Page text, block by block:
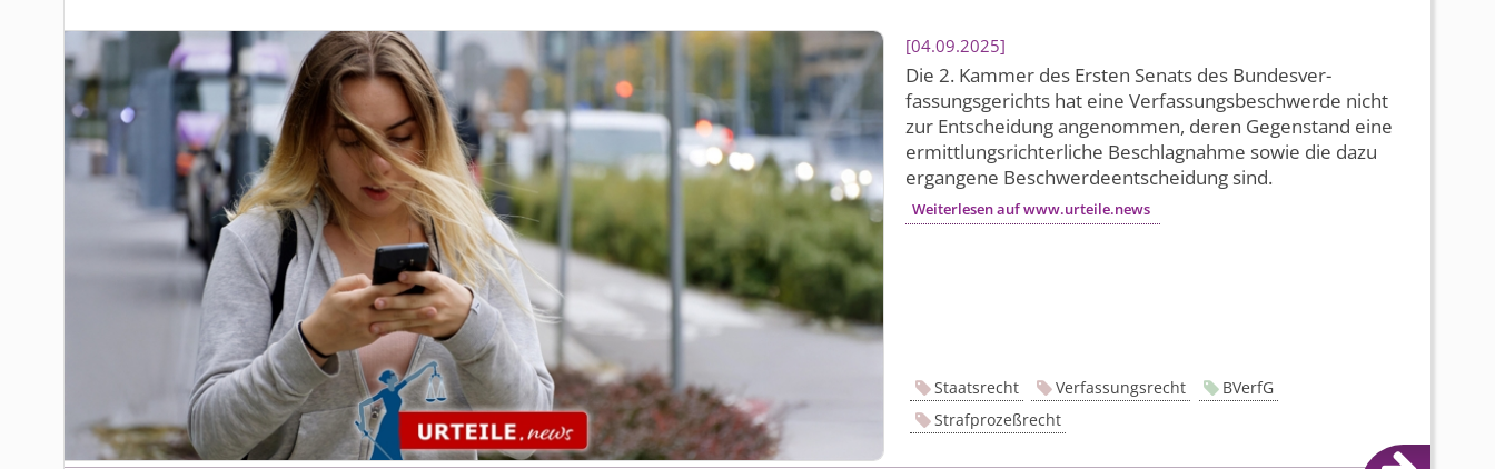
04.09.2025
Die 2. Kammer des Ersten Senats des Bundesver­
fassungsgerichts hat eine Verfassungs­beschwerde nicht
zur Entscheidung angenommen, deren Gegenstand eine
ermittlungs­richterliche Beschlagnahme sowie die dazu
ergangene Beschwerde­entscheidung sind.
Weiterlesen auf www.urteile.news
Staatsrecht Verfassungsrecht
BVerfG
Strafprozeßrecht